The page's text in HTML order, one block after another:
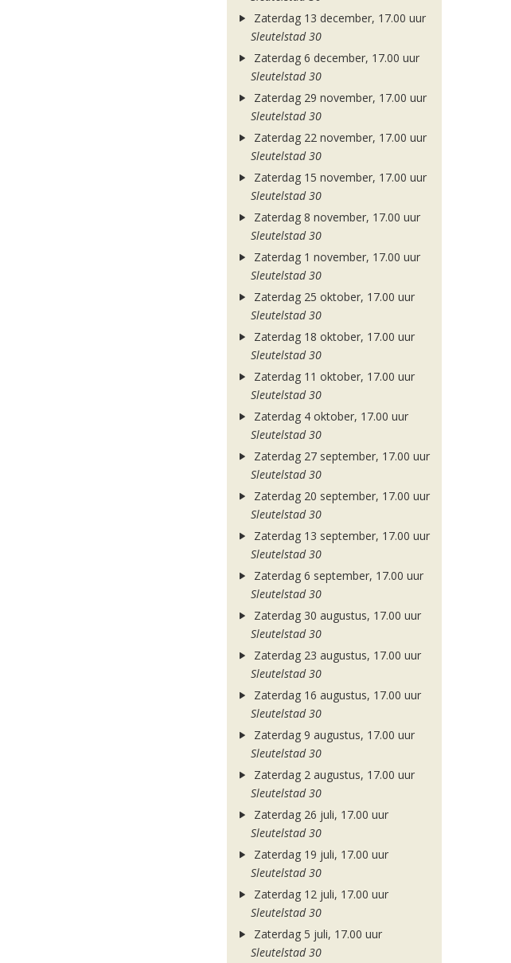
Zaterdag 13 december, 17.00 uur
Sleutelstad 30
Zaterdag 6 december, 17.00 uur
Sleutelstad 30
Zaterdag 29 november, 17.00 uur
Sleutelstad 30
Zaterdag 22 november, 17.00 uur
Sleutelstad 30
Zaterdag 15 november, 17.00 uur
Sleutelstad 30
Zaterdag 8 november, 17.00 uur
Sleutelstad 30
Zaterdag 1 november, 17.00 uur
Sleutelstad 30
Zaterdag 25 oktober, 17.00 uur
Sleutelstad 30
Zaterdag 18 oktober, 17.00 uur
Sleutelstad 30
Zaterdag 11 oktober, 17.00 uur
Sleutelstad 30
Zaterdag 4 oktober, 17.00 uur
Sleutelstad 30
Zaterdag 27 september, 17.00 uur
Sleutelstad 30
Zaterdag 20 september, 17.00 uur
Sleutelstad 30
Zaterdag 13 september, 17.00 uur
Sleutelstad 30
Zaterdag 6 september, 17.00 uur
Sleutelstad 30
Zaterdag 30 augustus, 17.00 uur
Sleutelstad 30
Zaterdag 23 augustus, 17.00 uur
Sleutelstad 30
Zaterdag 16 augustus, 17.00 uur
Sleutelstad 30
Zaterdag 9 augustus, 17.00 uur
Sleutelstad 30
Zaterdag 2 augustus, 17.00 uur
Sleutelstad 30
Zaterdag 26 juli, 17.00 uur
Sleutelstad 30
Zaterdag 19 juli, 17.00 uur
Sleutelstad 30
Zaterdag 12 juli, 17.00 uur
Sleutelstad 30
Zaterdag 5 juli, 17.00 uur
Sleutelstad 30